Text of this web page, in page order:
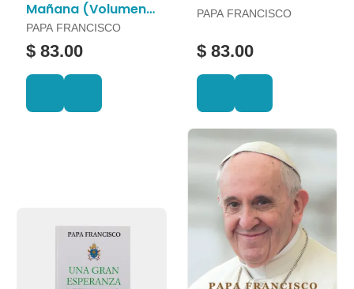
Mañana (Volumen
2)
PAPA FRANCISCO
$ 83.00
PAPA FRANCISCO
$ 83.00